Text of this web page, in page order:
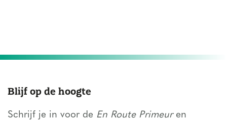
Blijf op de hoogte
Schrijf je in voor de En Route Primeuren